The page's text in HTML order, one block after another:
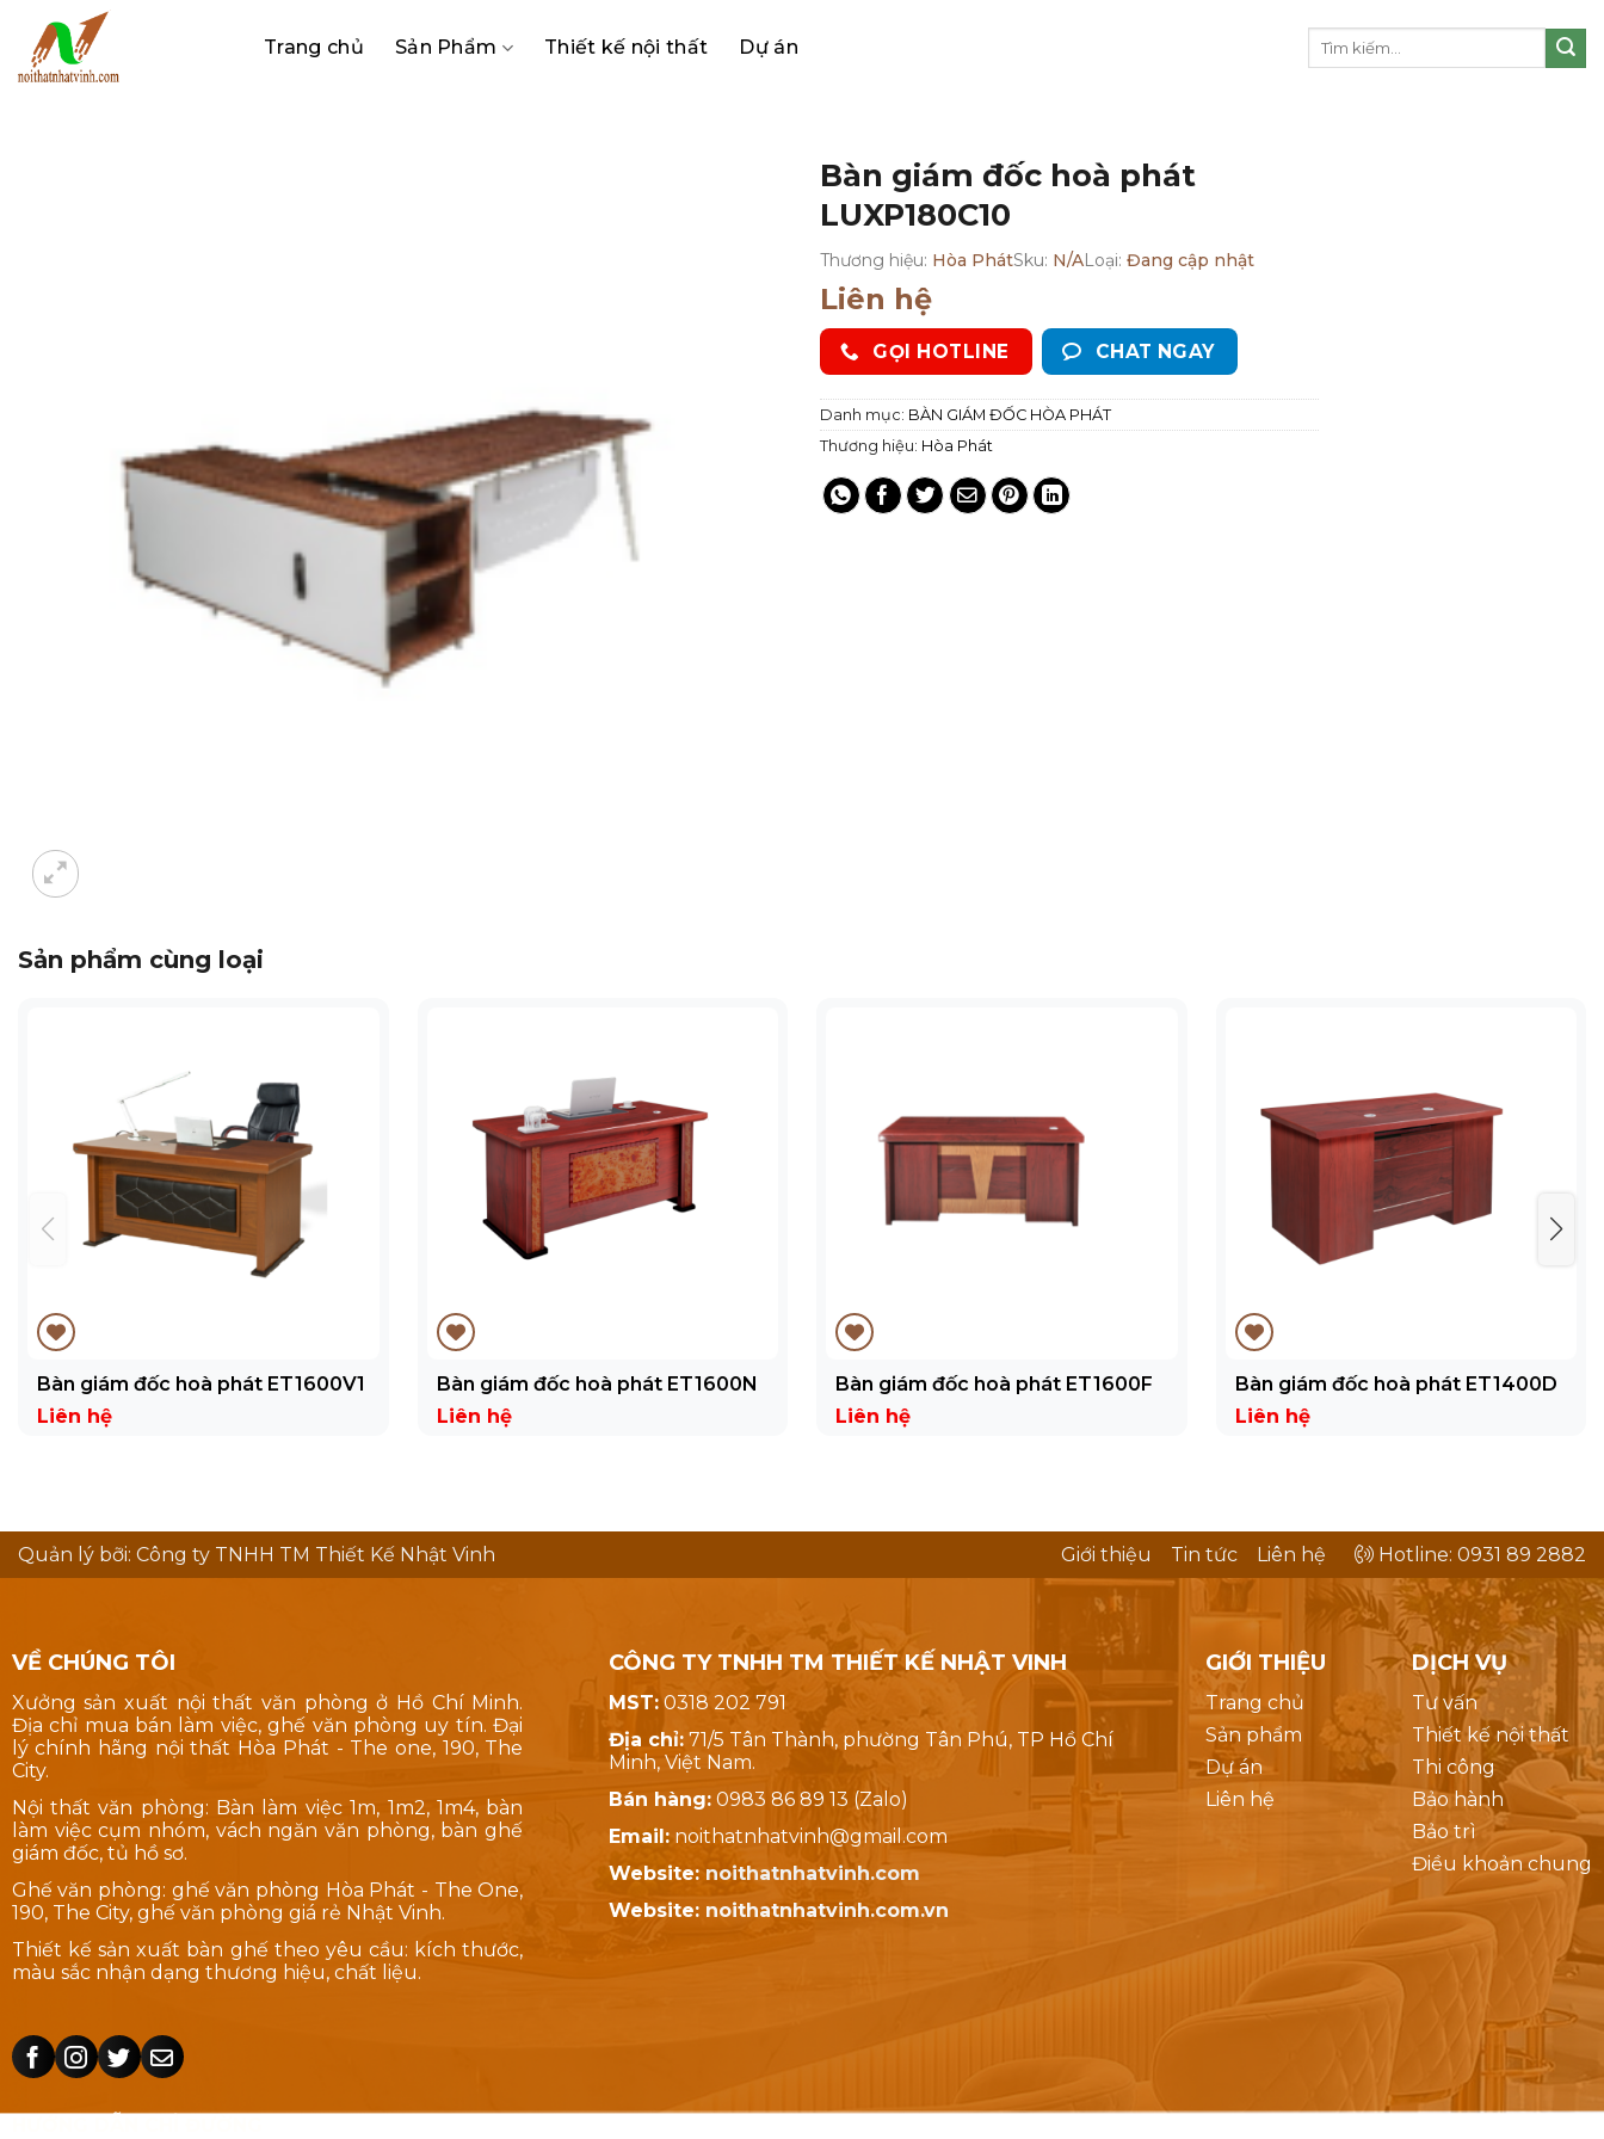
dung
Trang chủ Sản Phẩm Thiết kế nội thất Dự án
kiếm:
Bàn giám đốc hoà phát
LUXP180C10
Thương hiệu: Hòa PhátSku: N/ALoại: Đang cập nhật
Liên hệ
GỌI HOTLINE CHAT NGAY
Danh mục: BÀN GIÁM ĐỐC HÒA PHÁT
Thương hiệu: Hòa Phát
Sản phẩm cùng loại
Bàn giám đốc hoà phát ET1600V1
Liên hệ
Bàn giám đốc hoà phát ET1600N
Liên hệ
Bàn giám đốc hoà phát ET1600F
Liên hệ
Bàn giám đốc hoà phát ET1400D
Liên hệ
Quản lý bỡi: Công ty TNHH TM Thiết Kế Nhật Vinh Giới thiệu Tin tức Liên hệ Hotline: 0931 89 2882
VỀ CHÚNG TÔI
Xưởng sản xuất nội thất văn phòng ở Hồ Chí Minh.
Địa chỉ mua bán làm việc, ghế văn phòng uy tín. Đại
lý chính hãng nội thất Hòa Phát - The one, 190, The
City.
Nội thất văn phòng: Bàn làm việc 1m, 1m2, 1m4, bàn
làm việc cụm nhóm, vách ngăn văn phòng, bàn ghế
giám đốc, tủ hồ sơ.
Ghế văn phòng: ghế văn phòng Hòa Phát - The One,
190, The City, ghế văn phòng giá rẻ Nhật Vinh.
Thiết kế sản xuất bàn ghế theo yêu cầu: kích thước,
màu sắc nhận dạng thương hiệu, chất liệu.
CÔNG TY TNHH TM THIẾT KẾ NHẬT VINH
MST: 0318 202 791
Địa chỉ: 71/5 Tân Thành, phường Tân Phú, TP Hồ Chí
Minh, Việt Nam.
Bán hàng: 0983 86 89 13 (Zalo)
Email: noithatnhatvinh@gmail.com
Website: noithatnhatvinh.com
Website: noithatnhatvinh.com.vn
GIỚI THIỆU
Trang chủ
Sản phẩm
Dự án
Liên hệ
DỊCH VỤ
Tư vấn
Thiết kế nội thất
Thi công
Bảo hành
Bảo trì
Điều khoản chung